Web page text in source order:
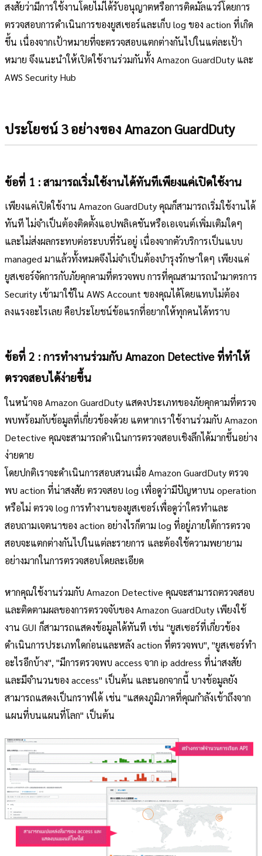
สงสัยว่ามีการใช้งานโดยไม่ได้รับอนุญาตหรือการติดมัลแวร์โดยการ
ตรวจสอบการดำเนินการของยูสเซอร์และเก็บ log ของ action ที่เกิด
ขึ้น เนื่องจากเป้าหมายที่จะตรวจสอบแตกต่างกันไปในแต่ละเป้า
หมาย จึงแนะนำให้เปิดใช้งานร่วมกันทั้ง Amazon GuardDuty และ
AWS Security Hub
ประโยชน์ 3 อย่างของ Amazon GuardDuty
ข้อที่ 1 : สามารถเริ่มใช้งานได้ทันทีเพียงแค่เปิดใช้งาน
เพียงแค่เปิดใช้งาน Amazon GuardDuty คุณก็สามารถเริ่มใช้งานได้
ทันที ไม่จำเป็นต้องติดตั้งแอปพลิเคชันหรือเอเจนต์เพิ่มเติมใดๆ
และไม่ส่งผลกระทบต่อระบบที่รันอยู่ เนื่องจากตัวบริการเป็นแบบ
managed มาแล้วทั้งหมดจึงไม่จำเป็นต้องบำรุงรักษาใดๆ เพียงแค่
ยูสเซอร์จัดการกับภัยคุกคามที่ตรวจพบ การที่คุณสามารถนำมาตรการ
Security เข้ามาใช้ใน AWS Account ของคุณได้โดยแทบไม่ต้อง
ลงแรงอะไรเลย คือประโยชน์ข้อแรกที่อยากให้ทุกคนได้ทราบ
ข้อที่ 2 : การทำงานร่วมกับ Amazon Detective ที่ทำให้
ตรวจสอบได้ง่ายขึ้น
ในหน้าจอ Amazon GuardDuty แสดงประเภทของภัยคุกคามที่ตรวจ
พบพร้อมกับข้อมูลที่เกี่ยวข้องด้วย แตหากเราใช้งานร่วมกับ Amazon
Detective คุณจะสามารถดำเนินการตรวจสอบเชิงลึกได้มากขึ้นอย่าง
ง่ายดาย
โดยปกติเราจะดำเนินการสอบสวนเมื่อ Amazon GuardDuty ตรวจ
พบ action ที่น่าสงสัย ตรวจสอบ log เพื่อดูว่ามีปัญหาบน operation
หรือไม่ ตรวจ log การทำงานของยูสเซอร์เพื่อดูว่าใครทำและ
สอบถามเจตนาของ action อย่างไรก็ตาม log ที่อยู่ภายใต้การตรวจ
สอบจะแตกต่างกันไปในแต่ละรายการ และต้องใช้ความพยายาม
อย่างมากในการตรวจสอบโดยละเอียด
หากคุณใช้งานร่วมกับ Amazon Detective คุณจะสามารถตรวจสอบ
และติดตามผลของการตรวจจับของ Amazon GuardDuty เพียงใช้
งาน GUI ก็สามารถแสดงข้อมูลได้ทันที เช่น "ยูสเซอร์ที่เกี่ยวข้อง
ดำเนินการประเภทใดก่อนและหลัง action ที่ตรวจพบ", "ยูสเซอร์ทำ
อะไรอีกบ้าง", "มีการตรวจพบ access จาก ip address ที่น่าสงสัย
และมีจำนวนของ access" เป็นต้น และนอกจากนี้ บางข้อมูลยัง
สามารถแสดงเป็นกราฟได้ เช่น "แสดงภูมิภาคที่คุณกำลังเข้าถึงจาก
แผนที่บนแผนที่โลก" เป็นต้น